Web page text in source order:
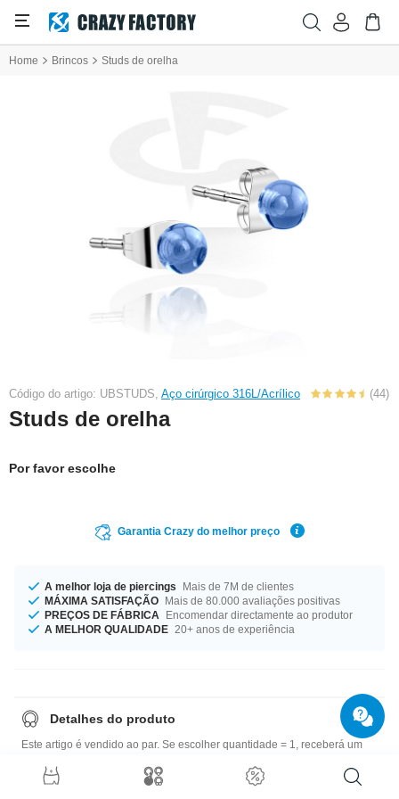
Home Brincos Studs de orelha
Código do artigo: UBSTUDS, Aço cirúrgico 316L/Acrílico (44)
Studs de orelha
Por favor escolhe
Garantia Crazy do melhor preço
A melhor loja de piercings
Mais de 7M de clientes
MÁXIMA SATISFAÇÃO Mais de 80.000 avaliações positivas
PREÇOS DE FÁBRICA
Encomendar directamente ao produtor
A MELHOR QUALIDADE 20+ anos de experiência
Detalhes do produto
Este artigo é vendido ao par. Se escolher quantidade = 1, receberá um